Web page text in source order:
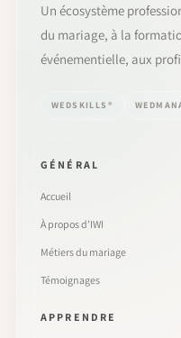
Un écosystème
du mariage, à la
événementielle, aux
WEDSKILLS®
GÉNÉRAL
Accueil
À propos d’IWI
Métiers du mariage
Témoignages
APPRENDRE